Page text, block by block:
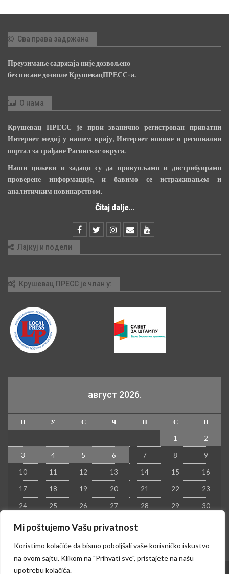
Mi poštujemo Vašu privatnost
Koristimo kolačiće da bismo poboljšali vaše korisničko iskustvo
na ovom sajtu. Klikom na "Prihvati sve", pristajete na našu
upotrebu kolačića.
Сва права задржана
Преузимање садржаја није дозвољено
без писане дозволе КрушевацПРЕСС-а.
О нама
Крушевац ПРЕСС је први званично регистрован приватни
Интернет медиј у нашем крају, Интернет новине и регионални
портал за грађане Расинског округа.
Наши циљеви и задаци су да прикупљамо и дистрибуирамо
проверене информације, и бавимо се истраживањем и
аналитичким новинарством.
Čitaj dalje...
Лајкуј и подели
Крушевац ПРЕСС је члан у:
август 2026.
П У С Ч П С
Н
1
2
3 4 5 6 7 8 9
10 11 12 13 14 15 16
17 18 19 20 21 22 23
24 25 26 27 28 29 30
31